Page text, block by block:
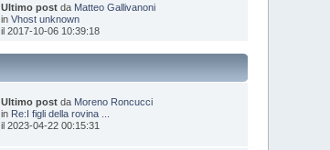
Ultimo postda Matteo Gallivanoni
in Vhost unknown
il 2017-10-06 10:39:18
Ultimo postda Moreno Roncucci
in Re:I figli della rovina ...
il 2023-04-22 00:15:31